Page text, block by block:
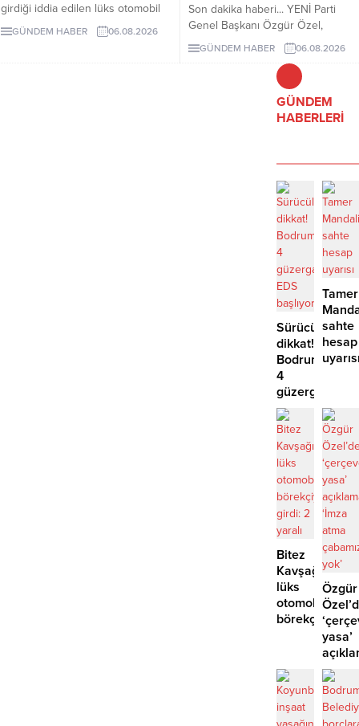
girdiği iddia edilen lüks otomobil
börekçiye girdi. Kazada sürücü ve
GÜNDEM HABER 06.08.2026
Son dakika haberi... YENİ Parti
Genel Başkanı Özgür Özel,
çerçeve yasanın özensiz
hazırlandığını vurgulayarak "İmza
atma çabamız yok" dedi.
GÜNDEM HABER 06.08.2026
GÜNDEM
HABERLERİ
Sürücüler
dikkat!
Bodrum’da
4
güzergahta
EDS
başlıyor
Tamer
sahte
hesap
Bitez
Kavşağı’nda
lüks
otomobil
börekçiye
yaralı
Özgür
yasa’
‘İmza
atma
yok’